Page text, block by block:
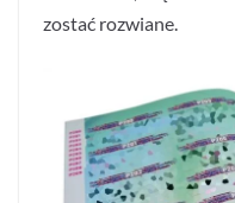
zostać rozwiane.